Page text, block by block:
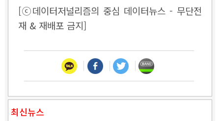
[ⓒ데이터저널리즘의 중심 데이터뉴스 - 무단전
재 & 재배포 금지]
최신뉴스